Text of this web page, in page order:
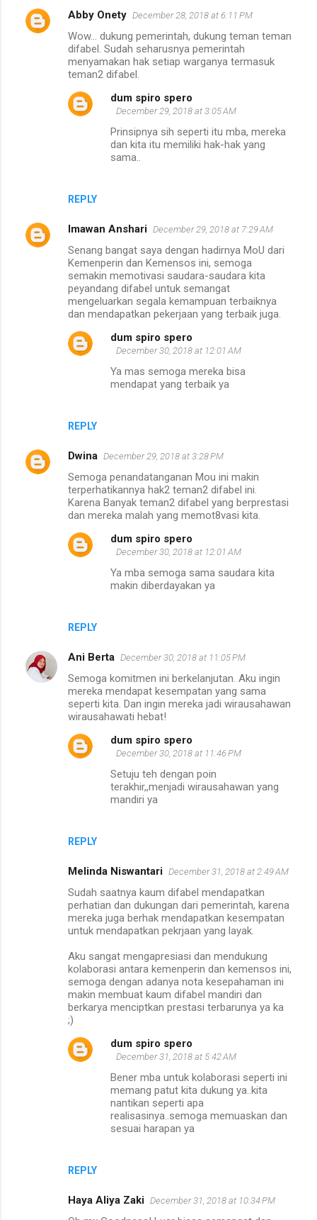
Abby Onety December 28, 2018 at 6:11 PM
Wow... dukung pemerintah, dukung teman teman
difabel. Sudah seharusnya pemerintah
menyamakan hak setiap warganya termasuk
teman2 difabel.
REPLY
dum spiro spero
December 29, 2018 at 3:05 AM
Prinsipnya sih seperti itu mba, mereka
dan kita itu memiliki hak-hak yang
sama..
Imawan Anshari December 29, 2018 at 7:29 AM
Senang bangat saya dengan hadirnya MoU dari
Kemenperin dan Kemensos ini, semoga
semakin memotivasi saudara-saudara kita
peyandang difabel untuk semangat
mengeluarkan segala kemampuan terbaiknya
dan mendapatkan pekerjaan yang terbaik juga.
REPLY
dum spiro spero
December 30, 2018 at 12:01 AM
Ya mas semoga mereka bisa
mendapat yang terbaik ya
Dwina December 29, 2018 at 3:28 PM
Semoga penandatanganan Mou ini makin
terperhatikannya hak2 teman2 difabel ini.
Karena Banyak teman2 difabel yang berprestasi
dan mereka malah yang memot8vasi kita.
REPLY
dum spiro spero
December 30, 2018 at 12:01 AM
Ya mba semoga sama saudara kita
makin diberdayakan ya
Ani Berta December 30, 2018 at 11:05 PM
Semoga komitmen ini berkelanjutan. Aku ingin
mereka mendapat kesempatan yang sama
seperti kita. Dan ingin mereka jadi wirausahawan
wirausahawati hebat!
REPLY
dum spiro spero
December 30, 2018 at 11:46 PM
Setuju teh dengan poin
terakhir,,menjadi wirausahawan yang
mandiri ya
Melinda Niswantari December 31, 2018 at 2:49 AM
Sudah saatnya kaum difabel mendapatkan
perhatian dan dukungan dari pemerintah, karena
mereka juga berhak mendapatkan kesempatan
untuk mendapatkan pekrjaan yang layak.
Aku sangat mengapresiasi dan mendukung
kolaborasi antara kemenperin dan kemensos ini,
semoga dengan adanya nota kesepahaman ini
makin membuat kaum difabel mandiri dan
berkarya menciptkan prestasi terbarunya ya ka
;)
REPLY
dum spiro spero
December 31, 2018 at 5:42 AM
Bener mba untuk kolaborasi seperti ini
memang patut kita dukung ya..kita
nantikan seperti apa
realisasinya..semoga memuaskan dan
sesuai harapan ya
Haya Aliya Zaki December 31, 2018 at 10:34 PM